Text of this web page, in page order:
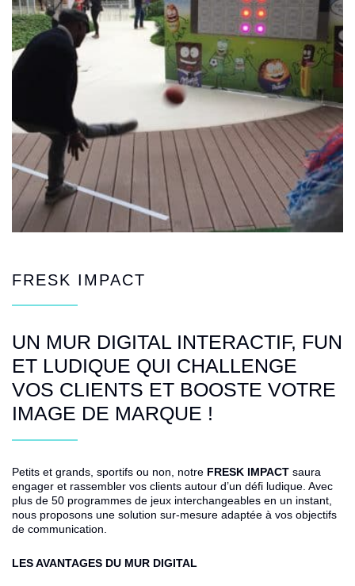
FRESK IMPACT
UN MUR DIGITAL INTERACTIF, FUN
ET LUDIQUE QUI CHALLENGE
VOS CLIENTS ET BOOSTE VOTRE
IMAGE DE MARQUE !
Petits et grands, sportifs ou non, notre FRESK IMPACT saura
engager et rassembler vos clients autour d’un défi ludique. Avec
plus de 50 programmes de jeux interchangeables en un instant,
nous proposons une solution sur-mesure adaptée à vos objectifs
de communication.
LES AVANTAGES DU MUR DIGITAL